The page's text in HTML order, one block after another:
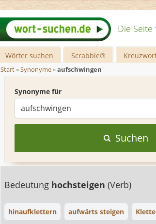
Die
Wörter suchen Scrabble®
Start»Synonyme»aufschwingen
Synonyme für
Suchen
Bedeutung hochsteigen (Verb)
hinaufklettern aufwärts steigen